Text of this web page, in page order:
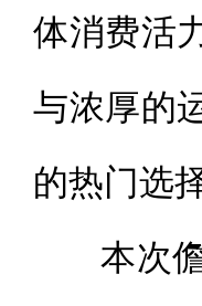
体消费活
与浓厚的
的热门选择
本次儋